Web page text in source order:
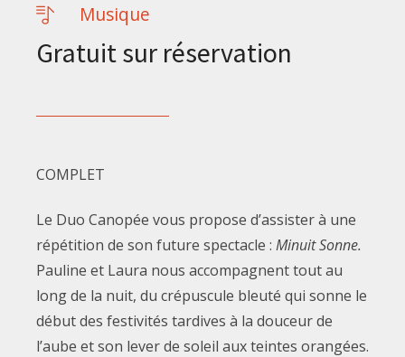
Musique
Gratuit sur réservation
COMPLET
Le Duo Canopée vous propose d’assister à une
répétition de son future spectacle : Minuit Sonne.
Pauline et Laura nous accompagnent tout au
long de la nuit, du crépuscule bleuté qui sonne le
début des festivités tardives à la douceur de
l’aube et son lever de soleil aux teintes orangées.